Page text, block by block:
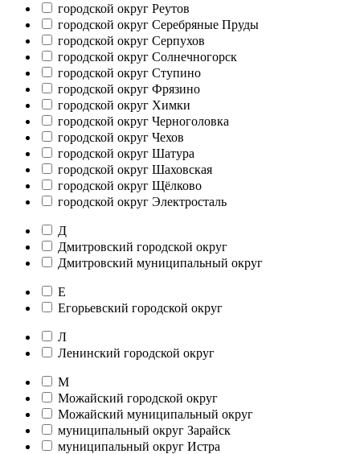
городской округ Реутов
городской округ Серебряные Пруды
городской округ Серпухов
городской округ Солнечногорск
городской округ Ступино
городской округ Фрязино
городской округ Химки
городской округ Черноголовка
городской округ Чехов
городской округ Шатура
городской округ Шаховская
городской округ Щёлково
городской округ Электросталь
Д
Дмитровский городской округ
Дмитровский муниципальный округ
Е
Егорьевский городской округ
Л
Ленинский городской округ
М
Можайский городской округ
Можайский муниципальный округ
муниципальный округ Зарайск
муниципальный округ Истра